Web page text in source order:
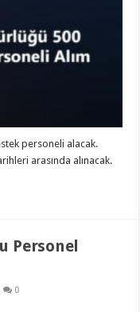
personeli alacak.
arasında alınacak.
Personel
0